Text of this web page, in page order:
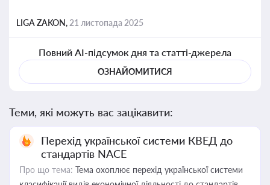
LIGA ZAKON, 21 листопада 2025
Повний AI-підсумок дня та статті-джерела
ОЗНАЙОМИТИСЯ
Теми, які можуть вас зацікавити:
Перехід української системи КВЕД до
стандартів NACE
Про що тема: Тема охоплює перехід української системи